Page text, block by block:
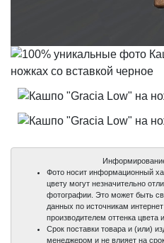
Фото носит информационный
цвету могут незначительно
фотографии. Это может быть
данных по источникам
производителем оттенка цвета
Срок поставки товара и (или)
менеджером и не влияет на